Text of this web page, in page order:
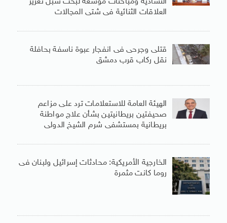
العلاقات الثنائية فى شتى المجالات
قتلى وجرحى فى انفجار عبوة ناسفة بحافلة
نقل ركاب قرب دمشق
الهيئة العامة للاستعلامات ترد على مزاعم
صحيفتين بريطانيتين بشأن علاج مواطنة
بريطانية بمستشفى شرم الشيخ الدولى
الخارجية الأمريكية: محادثات إسرائيل ولبنان فى
روما كانت مثمرة